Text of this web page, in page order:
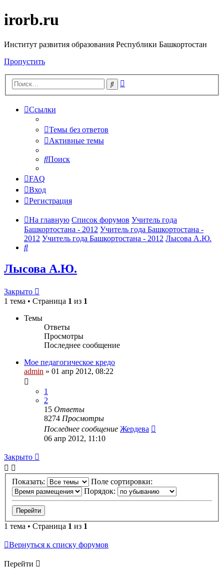
irorb.ru
Институт развития образования Республики Башкортостан
Пропустить
Поиск
Ссылки
Темы без ответов
Активные темы
Поиск
FAQ
Вход
Регистрация
На главную Список форумов Учитель года
Башкортостана - 2012 Учитель года Башкортостана -
2012 Учитель года Башкортостана - 2012 Лысова А.Ю.
Поиск
Лысова А.Ю.
Закрыто
1 тема • Страница 1 из 1
Темы
Ответы
Просмотры
Последнее сообщение
Мое педагогическое кредо
admin » 01 апр 2012, 08:22
1
2
15 Ответы
8274 Просмотры
Последнее сообщение Жердева
06 апр 2012, 11:10
Закрыто
Показать:
Поле сортировки:
Порядок:
1 тема • Страница 1 из 1
Вернуться к списку форумов
Перейти